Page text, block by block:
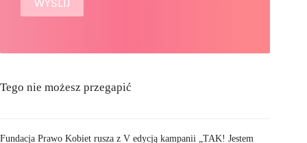
Tego nie możesz przegapić
Fundacja Prawo Kobiet rusza z V edycją kampanii „TAK! Jestem